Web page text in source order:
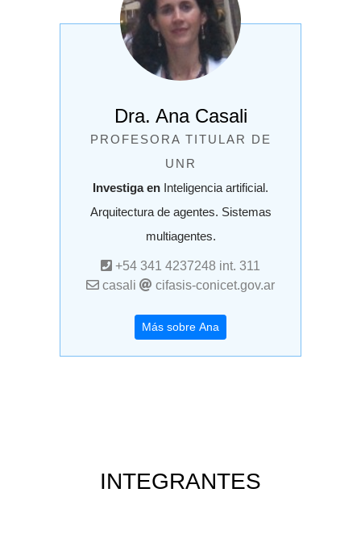
Dra. Ana Casali
PROFESORA TITULAR DE
UNR
Investiga en Inteligencia artificial.
Arquitectura de agentes. Sistemas
multiagentes.
+54 341 4237248 int. 311
casali
cifasis-conicet.gov.ar
Más sobre Ana
INTEGRANTES